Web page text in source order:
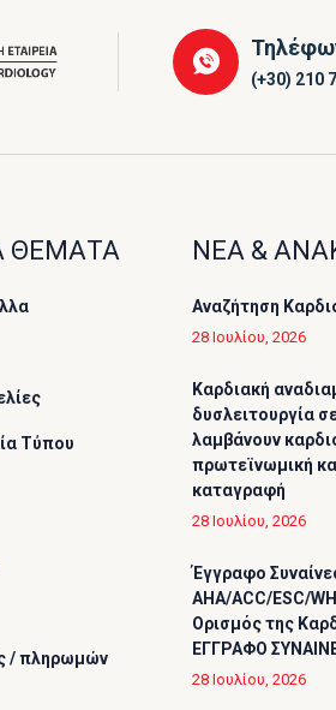
(+30) 210
ΘΕΜΑΤΑ
Τύπου
/ πληρωμών
ΝΕΑ &
Αναζήτηση
28 Ιουλίου, 2026
Καρδιακή
δυσλειτουργία
λαμβάνουν
πρωτεϊνωμική
καταγραφή
28 Ιουλίου, 2026
Έγγραφο
AHA/ACC/ESC/
Ορισμός της
ΕΓΓΡΑΦΟ
28 Ιουλίου, 2026